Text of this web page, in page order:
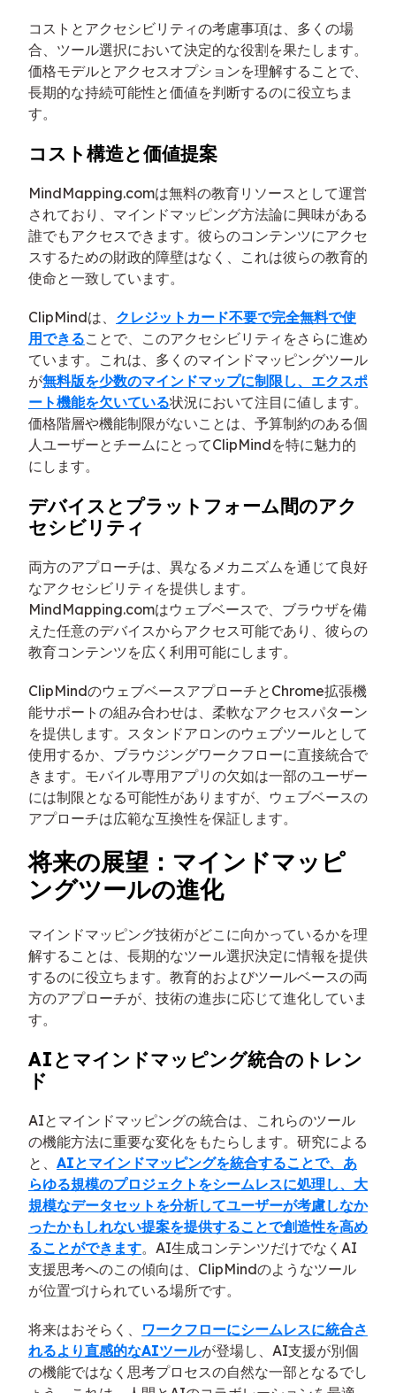
コストとアクセシビリティの考慮事項は、多くの場
合、ツール選択において決定的な役割を果たします。
価格モデルとアクセスオプションを理解することで、
長期的な持続可能性と価値を判断するのに役立ちま
す。
コスト構造と価値提案
MindMapping.comは無料の教育リソースとして運営
されており、マインドマッピング方法論に興味がある
誰でもアクセスできます。彼らのコンテンツにアクセ
スするための財政的障壁はなく、これは彼らの教育的
使命と一致しています。
ClipMindは、 クレジットカード不要で完全無料で使
用できることで、このアクセシビリティをさらに進め
ています。これは、多くのマインドマッピングツール
が無料版を少数のマインドマップに制限し、エクスポ
ート機能を欠いている状況において注目に値します。
価格階層や機能制限がないことは、予算制約のある個
人ユーザーとチームにとってClipMindを特に魅力的
にします。
デバイスとプラットフォーム間のアク
セシビリティ
両方のアプローチは、異なるメカニズムを通じて良好
なアクセシビリティを提供します。
MindMapping.comはウェブベースで、ブラウザを備
えた任意のデバイスからアクセス可能であり、彼らの
教育コンテンツを広く利用可能にします。
ClipMindのウェブベースアプローチとChrome拡張機
能サポートの組み合わせは、柔軟なアクセスパターン
を提供します。スタンドアロンのウェブツールとして
使用するか、ブラウジングワークフローに直接統合で
きます。モバイル専用アプリの欠如は一部のユーザー
には制限となる可能性がありますが、ウェブベースの
アプローチは広範な互換性を保証します。
将来の展望：マインドマッピ
ングツールの進化
マインドマッピング技術がどこに向かっているかを理
解することは、長期的なツール選択決定に情報を提供
するのに役立ちます。教育的およびツールベースの両
方のアプローチが、技術の進歩に応じて進化していま
す。
AIとマインドマッピング統合のトレン
ド
AIとマインドマッピングの統合は、これらのツール
の機能方法に重要な変化をもたらします。研究による
と、 AIとマインドマッピングを統合することで、あ
らゆる規模のプロジェクトをシームレスに処理し、大
規模なデータセットを分析してユーザーが考慮しなか
ったかもしれない提案を提供することで創造性を高め
ることができます。AI生成コンテンツだけでなくAI
支援思考へのこの傾向は、ClipMindのようなツール
が位置づけられている場所です。
将来はおそらく、 ワークフローにシームレスに統合さ
れるより直感的なAIツールが登場し、AI支援が別個
の機能ではなく思考プロセスの自然な一部となるでし